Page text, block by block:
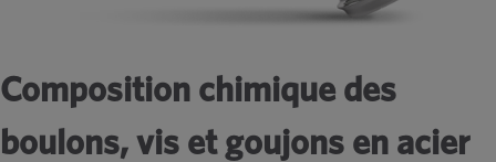
Composition chimique des
boulons, vis et goujons en acier